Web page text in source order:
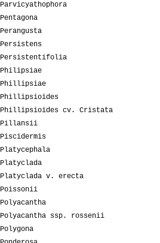
Parvicyathophora
Pentagona
Perangusta
Persistens
Persistentifolia
Philipsiae
Phillipsiae
Phillipsioides
Phillipsioides cv. Cristata
Pillansii
Piscidermis
Platycephala
Platyclada
Platyclada v. erecta
Poissonii
Polyacantha
Polyacantha ssp. rossenii
Polygona